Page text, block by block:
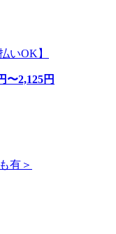
いOK】
〜2,125円
有＞